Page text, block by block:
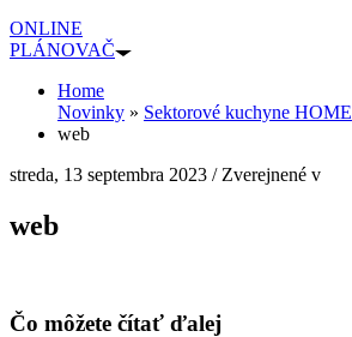
ONLINE
PLÁNOVAČ
Home
Novinky » Sektorové kuchyne HOME
web
streda, 13 septembra 2023 /Zverejnené v
web
Čo môžete čítať ďalej